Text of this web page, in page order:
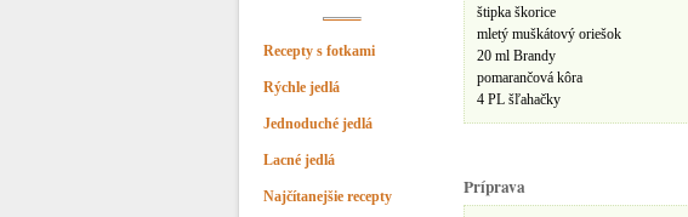
Recepty s fotkami
Rýchle jedlá
Jednoduché jedlá
Lacné jedlá
Najčítanejšie recepty
štipka škorice
mletý muškátový oriešok
20 ml Brandy
pomarančová kôra
4 PL šľahačky
Príprava